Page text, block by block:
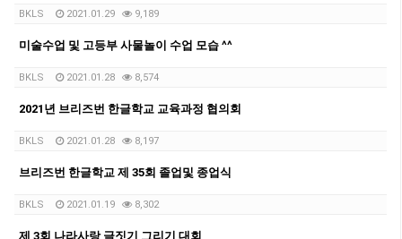
BKLS 2021.01.29 9,189
미술수업 및 고등부 사물놀이 수업 모습 ^^
BKLS 2021.01.28 8,574
2021년 브리즈번 한글학교 교육과정 협의회
BKLS 2021.01.28 8,197
브리즈번 한글학교 제 35회 졸업및 종업식
BKLS 2021.01.19 8,302
제 3회 나라사랑 글짓기 그리기 대회